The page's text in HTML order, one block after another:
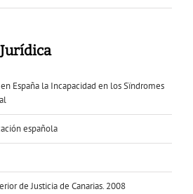
España la Incapacidad en los Sïndromes
española
de Justicia de Canarias. 2008